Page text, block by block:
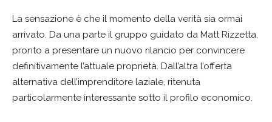
La sensazione è che il momento della verità sia ormai
arrivato. Da una parte il gruppo guidato da Matt Rizzetta,
pronto a presentare un nuovo rilancio per convincere
definitivamente l’attuale proprietà. Dall’altra l’offerta
alternativa dell’imprenditore laziale, ritenuta
particolarmente interessante sotto il profilo economico.